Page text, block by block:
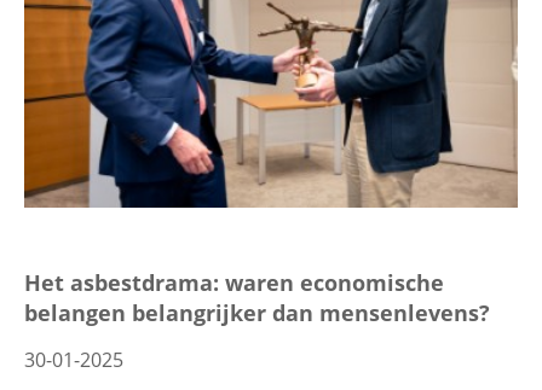
Het asbestdrama: waren economische
belangen belangrijker dan mensenlevens?
30-01-2025